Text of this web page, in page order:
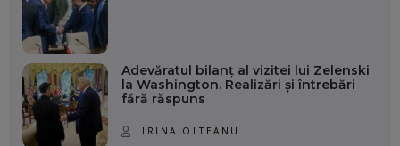
Adevăratul bilanț al vizitei lui Zelenski
la Washington. Realizări și întrebări
fără răspuns
IRINA OLTEANU